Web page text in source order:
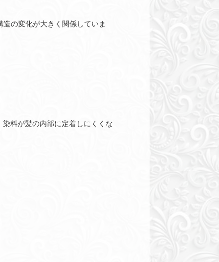
の変化が大きく関係していま
料が髪の内部に定着しにくくな